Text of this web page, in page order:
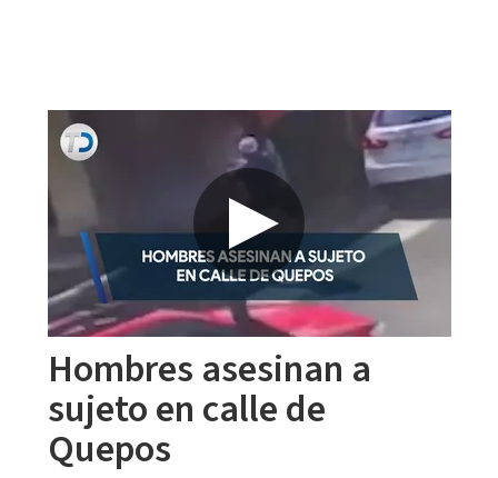
Hombres asesinan a
sujeto en calle de
Quepos